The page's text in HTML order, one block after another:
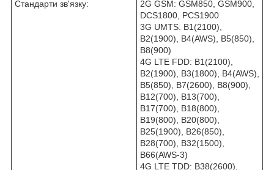
Стандарти зв'язку:
2G GSM: GSM850, GSM900,
DCS1800, PCS1900
3G UMTS: B1(2100),
B2(1900), B4(AWS), B5(850),
B8(900)
4G LTE FDD: B1(2100),
B2(1900), B3(1800), B4(AWS),
B5(850), B7(2600), B8(900),
B12(700), B13(700),
B17(700), B18(800),
B19(800), B20(800),
B25(1900), B26(850),
B28(700), B32(1500),
B66(AWS-3)
4G LTE TDD: B38(2600),